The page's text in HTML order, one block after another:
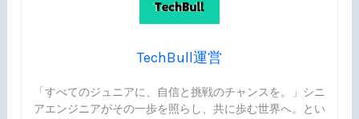
TechBull運営
「すべてのジュニアに、自信と挑戦のチャンスを。」シニ
アエンジニアがその一歩を照らし、共に歩む世界へ。とい